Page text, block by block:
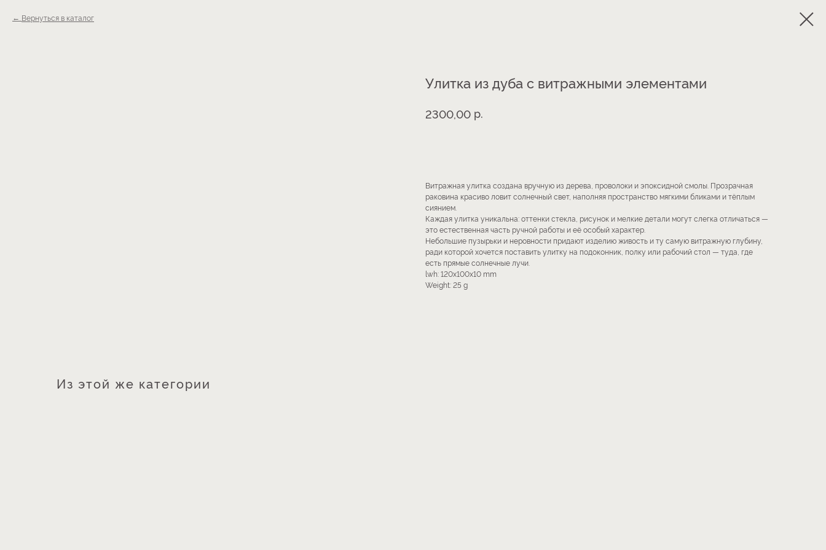
Вернуться в каталог
Улитка из дуба с витражными элементами
2300,00 р.
Витражная улитка создана вручную из дерева, проволоки и эпоксидной смолы. Прозрачная
раковина красиво ловит солнечный свет, наполняя пространство мягкими бликами и тёплым
сиянием.
Каждая улитка уникальна: оттенки стекла, рисунок и мелкие детали могут слегка отличаться —
это естественная часть ручной работы и её особый характер.
Небольшие пузырьки и неровности придают изделию живость и ту самую витражную глубину,
ради которой хочется поставить улитку на подоконник, полку или рабочий стол — туда, где
есть прямые солнечные лучи.
lwh: 120x100x10 mm
Weight: 25 g
Из этой же категории